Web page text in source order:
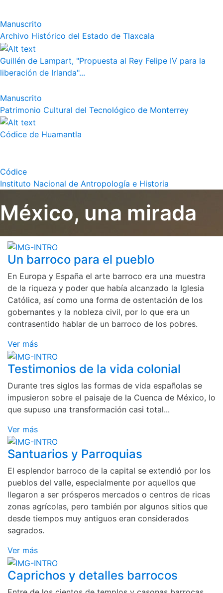
Manuscrito
Archivo Histórico del Estado de Tlaxcala
Guillén de Lampart, "Propuesta al Rey Felipe IV para la
liberación de Irlanda"...
Manuscrito
Patrimonio Cultural del Tecnológico de Monterrey
Códice de Huamantla
Códice
Instituto Nacional de Antropología e Historia
México, una mirada
Un barroco para el pueblo
En Europa y España el arte barroco era una muestra
de la riqueza y poder que había alcanzado la Iglesia
Católica, así como una forma de ostentación de los
gobernantes y la nobleza civil, por lo que era un
contrasentido hablar de un barroco de los pobres.
Ver más
Testimonios de la vida colonial
Durante tres siglos las formas de vida españolas se
impusieron sobre el paisaje de la Cuenca de México, lo
que supuso una transformación casi total...
Ver más
Santuarios y Parroquias
El esplendor barroco de la capital se extendió por los
pueblos del valle, especialmente por aquellos que
llegaron a ser prósperos mercados o centros de ricas
zonas agrícolas, pero también por algunos sitios que
desde tiempos muy antiguos eran considerados
sagrados.
Ver más
Caprichos y detalles barrocos